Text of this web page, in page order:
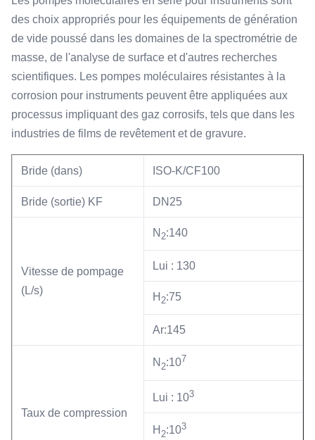
des choix appropriés pour les équipements de génération
de vide poussé dans les domaines de la spectrométrie de
masse, de l'analyse de surface et d'autres recherches
scientifiques. Les pompes moléculaires résistantes à la
corrosion pour instruments peuvent être appliquées aux
processus impliquant des gaz corrosifs, tels que dans les
industries de films de revêtement et de gravure.
Bride (dans) ISO-K/CF100
Bride (sortie) KF DN25
Vitesse de pompage
(L/s)
N 2:140
Lui : 130
H 2:75
Ar:145
Taux de compression
N 2:107
Lui : 103
H 2:103